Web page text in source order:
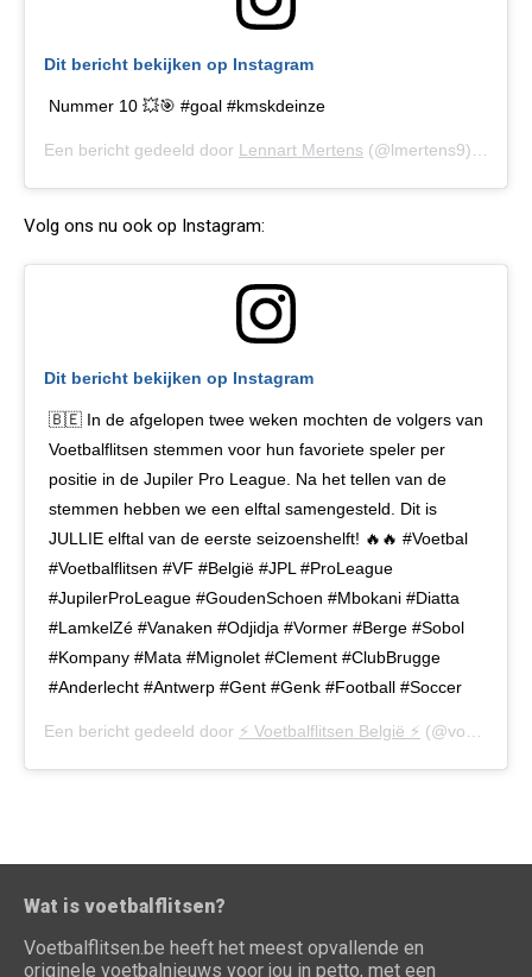
Dit bericht bekijken op Instagram
Nummer 10 💥🎯 #goal #kmskdeinze
Een bericht gedeeld door Lennart Mertens (@lmertens9) op
Volg ons nu ook op Instagram:
Dit bericht bekijken op Instagram
🇧🇪 In de afgelopen twee weken mochten de volgers van
Voetbalflitsen stemmen voor hun favoriete speler per
positie in de Jupiler Pro League. Na het tellen van de
stemmen hebben we een elftal samengesteld. Dit is
JULLIE elftal van de eerste seizoenshelft! 🔥🔥 #Voetbal
#Voetbalflitsen #VF #België #JPL #ProLeague
#JupilerProLeague #GoudenSchoen #Mbokani #Diatta
#LamkelZé #Vanaken #Odjidja #Vormer #Berge #Sobol
#Kompany #Mata #Mignolet #Clement #ClubBrugge
#Anderlecht #Antwerp #Gent #Genk #Football #Soccer
Een bericht gedeeld door ⚡️ Voetbalflitsen België ⚡️ (@voetbalflitsen.be) op
Wat is voetbalflitsen?
Voetbalflitsen.be heeft het meest opvallende en
originele voetbalnieuws voor jou in petto, met een